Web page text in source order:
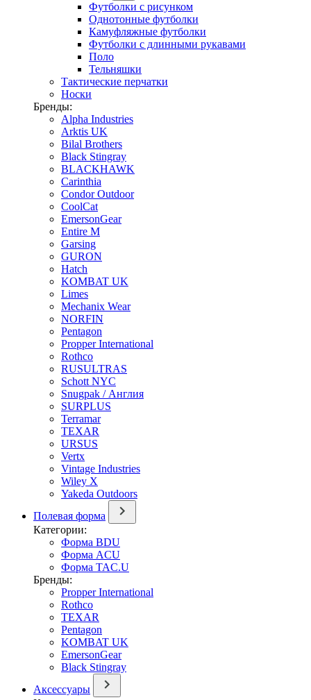
Футболки с рисунком
Однотонные футболки
Камуфляжные футболки
Футболки с длинными рукавами
Поло
Тельняшки
Тактические перчатки
Носки
Бренды:
Alpha Industries
Arktis UK
Bilal Brothers
Black Stingray
BLACKHAWK
Carinthia
Condor Outdoor
CoolCat
EmersonGear
Entire M
Garsing
GURON
Hatch
KOMBAT UK
Limes
Mechanix Wear
NORFIN
Pentagon
Propper International
Rothco
RUSULTRAS
Schott NYC
Snugpak / Англия
SURPLUS
Terramar
TEXAR
URSUS
Vertx
Vintage Industries
Wiley X
Yakeda Outdoors
Полевая форма
Категории:
Форма BDU
Форма ACU
Форма TAC.U
Бренды:
Propper International
Rothco
TEXAR
Pentagon
KOMBAT UK
EmersonGear
Black Stingray
Аксессуары